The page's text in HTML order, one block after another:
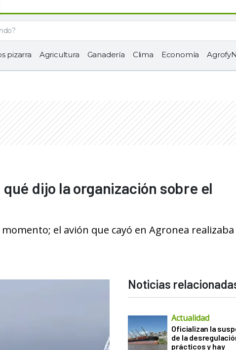
pizarra Agricultura Ganadería Clima Economía
dijo la organización sobre el
el avión que cayó en Agronea
Noticias
Actualidad
Oficializan la
de la
prácticos y hay